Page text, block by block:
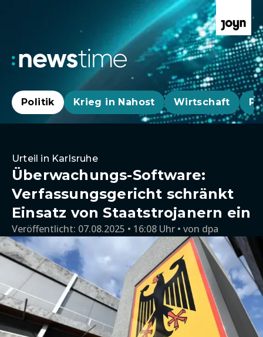
Politik Krieg in Nahost Wirtschaft
Urteil in Karlsruhe
Überwachungs-Software:
Verfassungsgericht schränkt
Einsatz von Staatstrojanern ein
Veröffentlicht: 07.08.2025 • 16:08 Uhr von dpa